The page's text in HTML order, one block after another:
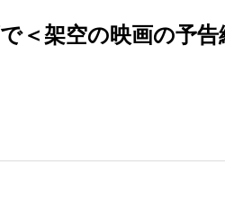
＜架空の映画の予